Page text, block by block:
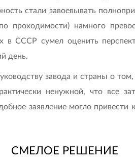
стали завоевывать
проходимости) намного
в СССР сумел оценить
день.
завода и страны о том,
ненужной, что все
заявление могло привести
СМЕЛОЕ РЕШЕНИЕ